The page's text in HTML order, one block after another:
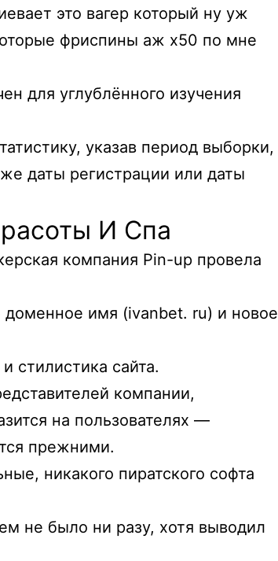
это вагер который ну уж
фриспины аж х50 по мне
для углублённого изучения
указав период выборки,
даты регистрации или даты
И Спа
компания Pin-up провела
доменное имя (ivanbet. ru) и новое
стилистика сайта.
компании,
на пользователях —
прежними.
никакого пиратского софта
не было ни разу, хотя выводил